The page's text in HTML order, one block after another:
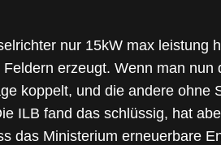
nur 15kW max leistung
erzeugt. Wenn man
koppelt, und die andere ohne
ILB fand das schlüssig, hat
das Ministerium erneuerbare